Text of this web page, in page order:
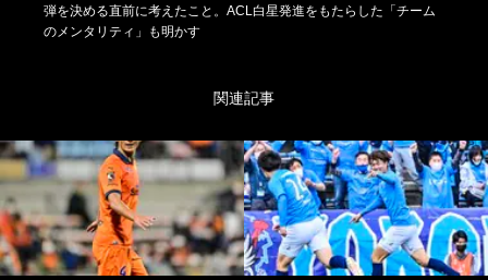
弾を決める直前に考えたこと。ACL白星発進をもたらした「チーム
のメンタリティ」も明かす
関連記事